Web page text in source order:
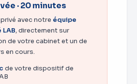
· 20 minutes
avec notre équipe
, directement sur
de votre cabinet et un de
en cours.
de votre dispositif de